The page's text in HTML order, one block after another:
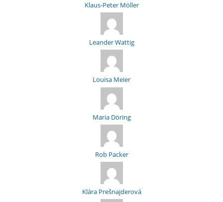
Klaus-Peter Möller
Leander Wattig
Louisa Meier
Maria Döring
Rob Packer
Klára Prešnajderová